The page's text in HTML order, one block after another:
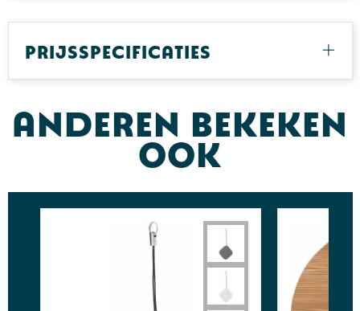
Prijsspecificaties
Anderen bekeken
ook